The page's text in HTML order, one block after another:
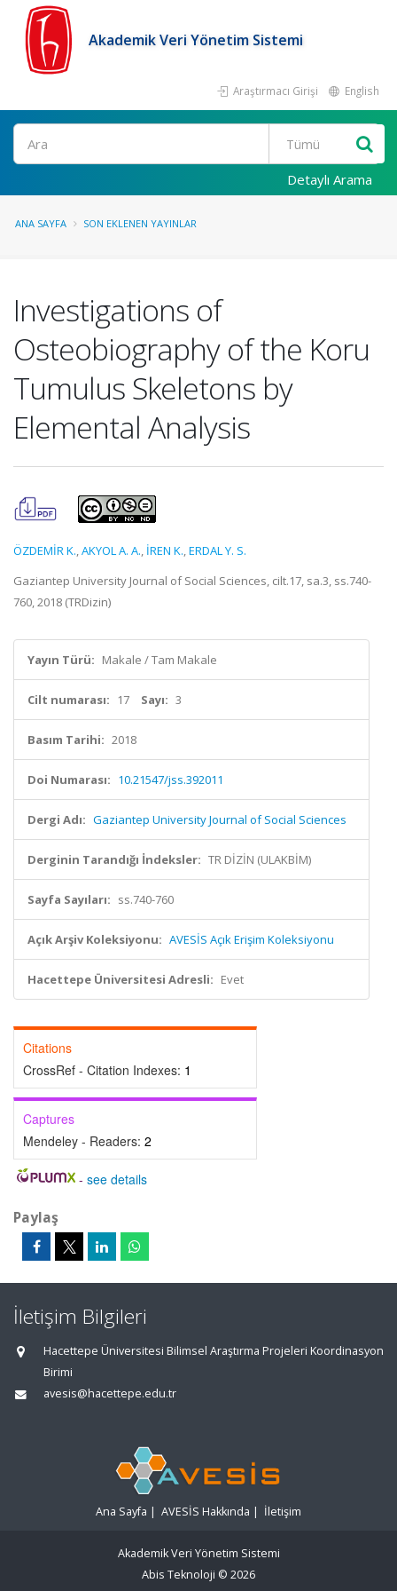
Akademik Veri Yönetim Sistemi
Araştırmacı Girişi English
Ara
Detaylı Arama
ANA SAYFA SON EKLENEN YAYINLAR
Investigations of
Osteobiography of the Koru
Tumulus Skeletons by
Elemental Analysis
ÖZDEMİR K.,AKYOL A. A., İREN K.,ERDAL Y. S.
Gaziantep University Journal of Social Sciences, cilt.17, sa.3, ss.740-
760, 2018 (TRDizin)
Yayın Türü: Makale / Tam Makale
Cilt numarası: 17 Sayı: 3
Basım Tarihi: 2018
Doi Numarası: 10.21547/jss.392011
Dergi Adı: Gaziantep University Journal of Social Sciences
Derginin Tarandığı İndeksler: TR DİZİN (ULAKBİM)
Sayfa Sayıları: ss.740-760
Açık Arşiv Koleksiyonu: AVESİS Açık Erişim Koleksiyonu
Hacettepe Üniversitesi Adresli: Evet
Citations
CrossRef - Citation Indexes: 1
Captures
Mendeley - Readers: 2
- see details
Paylaş
İletişim Bilgileri
Hacettepe Üniversitesi Bilimsel Araştırma Projeleri Koordinasyon
Birimi
avesis@hacettepe.edu.tr
Ana Sayfa | AVESİS Hakkında | İletişim
Akademik Veri Yönetim Sistemi
Abis Teknoloji © 2026